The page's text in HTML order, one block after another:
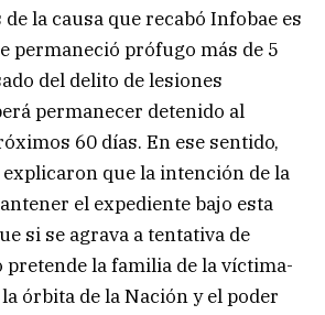
la causa que recabó Infobae es
permaneció prófugo más de 5
del delito de lesiones
permanecer detenido al
60 días. En ese sentido,
que la intención de la
el expediente bajo esta
si se agrava a tentativa de
la familia de la víctima-
órbita de la Nación y el poder